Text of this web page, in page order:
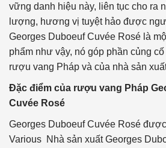
vững danh hiệu này, liên tục cho ra
lượng, hương vị tuyệt hảo được
Georges Duboeuf Cuvée Rosé là
phẩm như vậy, nó góp phần củng
rượu vang Pháp và của nhà sản
Đặc điểm của rượu vang Pháp
Cuvée Rosé
Georges Duboeuf Cuvée Rosé
Various Nhà sản xuất Georges